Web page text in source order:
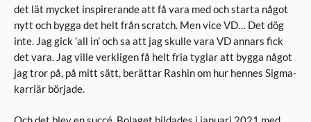
det lät mycket inspirerande att få vara med och starta något
nytt och bygga det helt från scratch. Men vice VD… Det dög
inte. Jag gick ’all in’ och sa att jag skulle vara VD annars fick
det vara. Jag ville verkligen få helt fria tyglar att bygga något
jag tror på, på mitt sätt, berättar Rashin om hur hennes Sigma-
karriär började.